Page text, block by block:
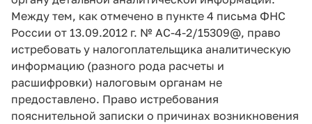
Между тем, как отмечено в пункте 4 письма ФНС
России от 13.09.2012 г. № АС-4-2/15309@, право
истребовать у налогоплательщика аналитическую
информацию (разного рода расчеты и
расшифровки) налоговым органам не
предоставлено. Право истребования
пояснительной записки о причинах возникновения